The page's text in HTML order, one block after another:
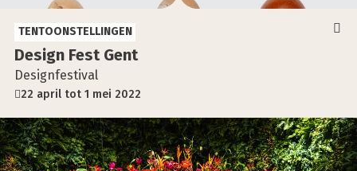
Design Fest Gent
Designfestival
22 april tot 1 mei 2022
TENTOONSTELLINGEN